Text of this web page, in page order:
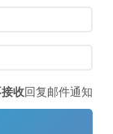
收回复邮件通知